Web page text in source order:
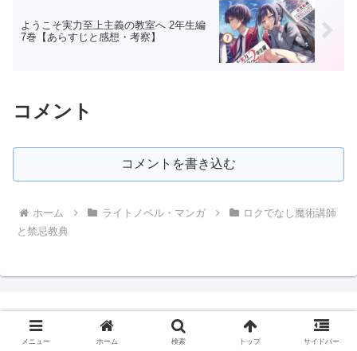
ようこそ実力至上主義の教室へ 2年生編
7巻【あらすじと感想・考察】
コメント
コメントを書き込む
ホーム ライトノベル・マンガ
ロクでなし魔術講師
と禁忌教典
ぶんちりーメモランダム
メニュー ホーム 検索 トップ サイドバー